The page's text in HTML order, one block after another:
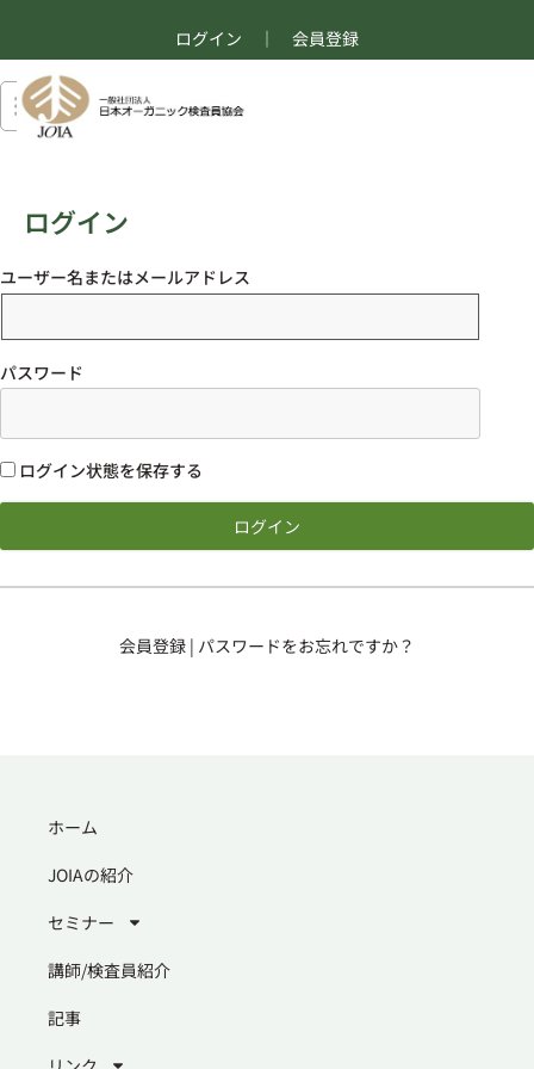
ログイン ｜ 会員登録
ログイン
ユーザー名またはメールアドレス
パスワード
ログイン状態を保存する
会員登録 | パスワードをお忘れですか？
ホーム
JOIAの紹介
セミナー
講師/検査員紹介
記事